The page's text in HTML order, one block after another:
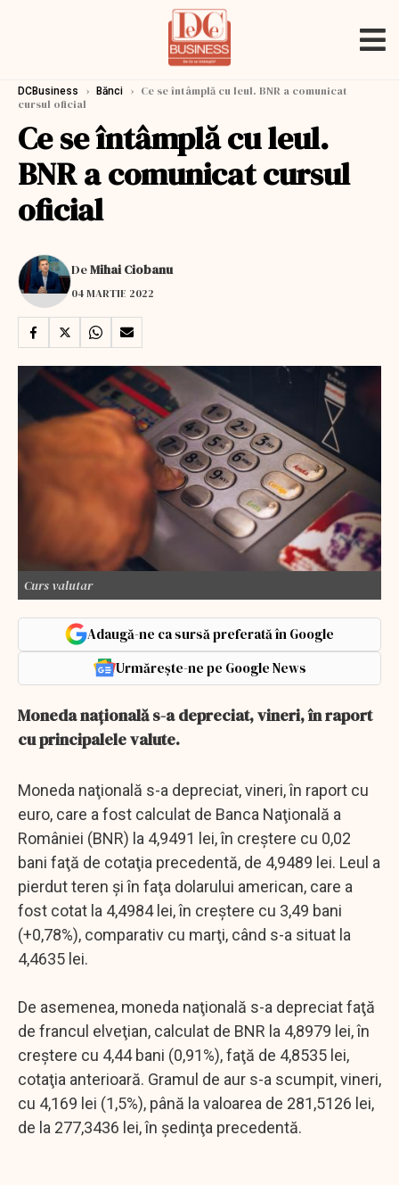
DCBusiness › Bănci › Ce se întâmplă cu leul. BNR a comunicat
cursul oficial
Ce se întâmplă cu leul.
BNR a comunicat cursul
oficial
DeMihai Ciobanu
04 MARTIE 2022
Curs valutar
Adaugă-ne ca sursă preferată în Google
Urmărește-ne pe Google News
Moneda naţională s-a depreciat, vineri, în raport
cu principalele valute.
Moneda naţională s-a depreciat, vineri, în raport cu
euro, care a fost calculat de Banca Naţională a
României (BNR) la 4,9491 lei, în creştere cu 0,02
bani faţă de cotaţia precedentă, de 4,9489 lei. Leul a
pierdut teren şi în faţa dolarului american, care a
fost cotat la 4,4984 lei, în creştere cu 3,49 bani
(+0,78%), comparativ cu marţi, când s-a situat la
4,4635 lei.
De asemenea, moneda naţională s-a depreciat faţă
de francul elveţian, calculat de BNR la 4,8979 lei, în
creştere cu 4,44 bani (0,91%), faţă de 4,8535 lei,
cotaţia anterioară. Gramul de aur s-a scumpit, vineri,
cu 4,169 lei (1,5%), până la valoarea de 281,5126 lei,
de la 277,3436 lei, în şedinţa precedentă.